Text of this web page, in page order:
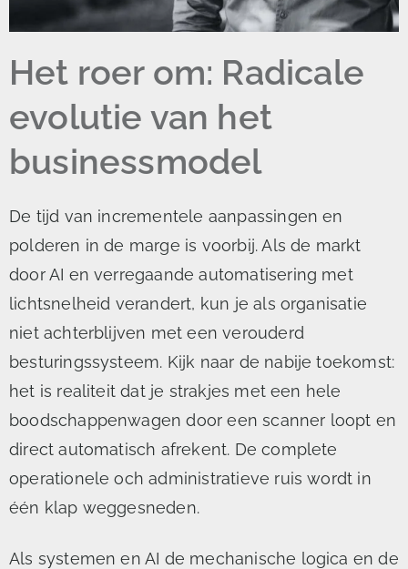
Het roer om: Radicale
evolutie van het
businessmodel
De tijd van incrementele aanpassingen en
polderen in de marge is voorbij. Als de markt
door AI en verregaande automatisering met
lichtsnelheid verandert, kun je als organisatie
niet achterblijven met een verouderd
besturingssysteem. Kijk naar de nabije toekomst:
het is realiteit dat je strakjes met een hele
boodschappenwagen door een scanner loopt en
direct automatisch afrekent. De complete
operationele och administratieve ruis wordt in
één klap weggesneden.
Als systemen en AI de mechanische logica en de